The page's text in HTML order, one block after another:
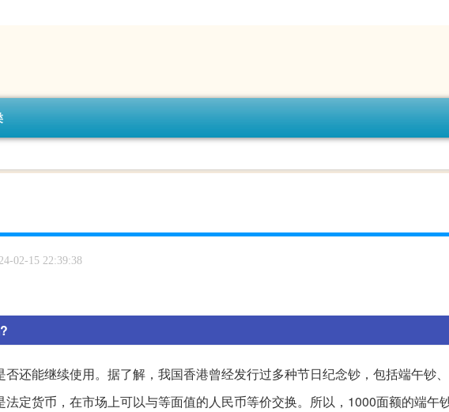
02-15 22:39:38
还能继续使用。据了解，我国香港曾经发行过多种节日纪念钞，包括端午钞、
法定货币，在市场上可以与等面值的人民币等价交换。所以，1000面额的端午